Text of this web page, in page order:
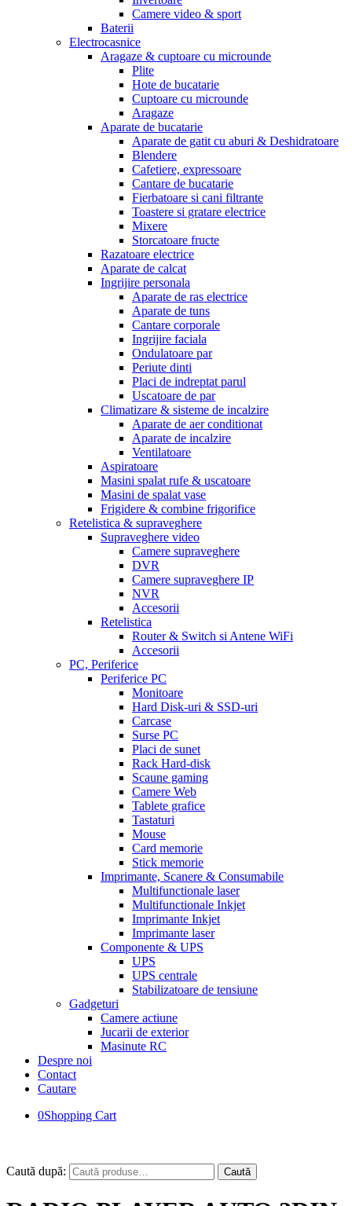
Camere video & sport
Baterii
Electrocasnice
Aragaze & cuptoare cu microunde
Plite
Hote de bucatarie
Cuptoare cu microunde
Aragaze
Aparate de bucatarie
Aparate de gatit cu aburi & Deshidratoare
Blendere
Cafetiere, expressoare
Cantare de bucatarie
Fierbatoare si cani filtrante
Toastere si gratare electrice
Mixere
Storcatoare fructe
Razatoare electrice
Aparate de calcat
Ingrijire personala
Aparate de ras electrice
Aparate de tuns
Cantare corporale
Ingrijire faciala
Ondulatoare par
Periute dinti
Placi de indreptat parul
Uscatoare de par
Climatizare & sisteme de incalzire
Aparate de aer conditionat
Aparate de incalzire
Ventilatoare
Aspiratoare
Masini spalat rufe & uscatoare
Masini de spalat vase
Frigidere & combine frigorifice
Retelistica & supraveghere
Supraveghere video
Camere supraveghere
DVR
Camere supraveghere IP
NVR
Accesorii
Retelistica
Router & Switch si Antene WiFi
Accesorii
PC, Periferice
Periferice PC
Monitoare
Hard Disk-uri & SSD-uri
Carcase
Surse PC
Placi de sunet
Rack Hard-disk
Scaune gaming
Camere Web
Tablete grafice
Tastaturi
Mouse
Card memorie
Stick memorie
Imprimante, Scanere & Consumabile
Multifunctionale laser
Multifunctionale Inkjet
Imprimante Inkjet
Imprimante laser
Componente & UPS
UPS
UPS centrale
Stabilizatoare de tensiune
Gadgeturi
Camere actiune
Jucarii de exterior
Masinute RC
Despre noi
Contact
Cautare
0Shopping Cart
Caută după: Caută